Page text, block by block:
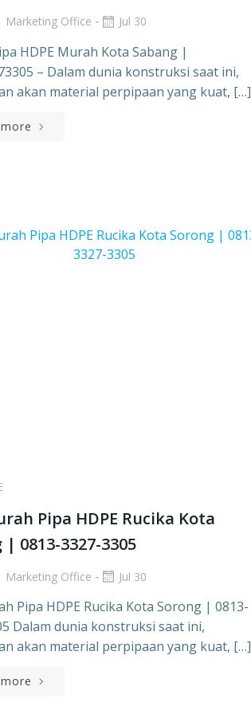
Marketing Office - Jul 30
HDPE Murah Kota Sabang |
– Dalam dunia konstruksi saat ini,
akan material perpipaan yang kuat, […]
Pipa HDPE Rucika Kota
| 0813-3327-3305
Marketing Office - Jul 30
Pipa HDPE Rucika Kota Sorong | 0813-
Dalam dunia konstruksi saat ini,
akan material perpipaan yang kuat, […]